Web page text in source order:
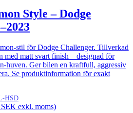
Style – Dodge
stil för Dodge Challenger. Tillverkad
matt svart finish – designad för
huven. Ger bilen en kraftfull, aggressiv
Se produktinformation för exakt
HSD
SEK exkl. moms)